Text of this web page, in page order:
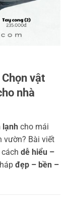
vật
nhà
lạnh cho mái
vườn? Bài viết
dễ hiểu –
đẹp – bền –